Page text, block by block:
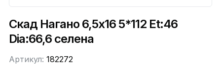
Скад Нагано 6,5x16 5*112 Et:46
Dia:66,6 селена
Артикул: 182272